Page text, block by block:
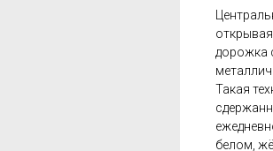
дорожка
Такая
белом,